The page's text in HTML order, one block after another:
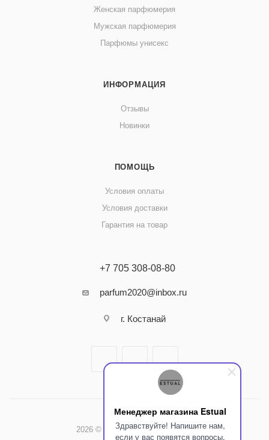
Менеджер магазина Estual
Здравствуйте! Напишите нам,
если у вас появятся вопросы.
Женская парфюмерия
Мужская парфюмерия
Парфюмы унисекс
ИНФОРМАЦИЯ
Отзывы
Новинки
ПОМОЩЬ
Условия оплаты
Условия доставки
Гарантия на товар
+7 705 308-08-80
parfum2020@inbox.ru
г. Костанай
2026 © Интернет-магазин Estual